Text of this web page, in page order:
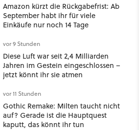
Amazon kürzt die Rückgabefrist: Ab
September habt ihr für viele
Einkäufe nur noch 14 Tage
vor 9 Stunden
Diese Luft war seit 2,4 Milliarden
Jahren im Gestein eingeschlossen –
jetzt könnt ihr sie atmen
vor 11 Stunden
Gothic Remake: Milten taucht nicht
auf? Gerade ist die Hauptquest
kaputt, das könnt ihr tun